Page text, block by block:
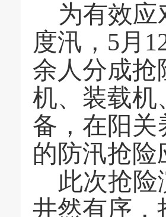
为有效应
度汛， 5月
余人分成抢
机、装载机
备 ， 在阳关
的防汛抢险
此次抢险
井然有序，